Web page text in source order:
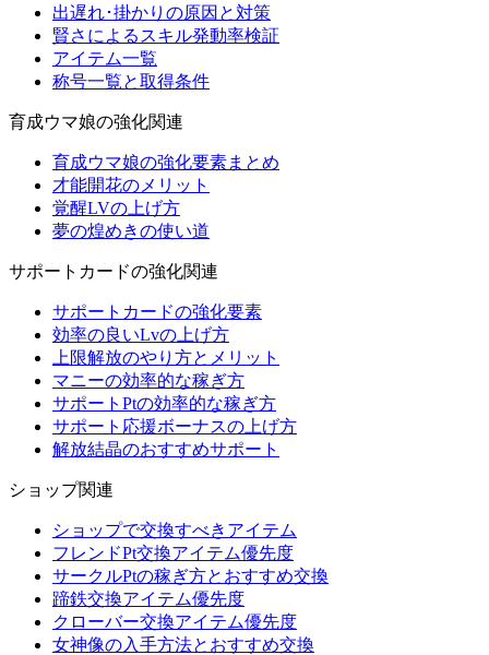
出遅れ･掛かりの原因と対策
賢さによるスキル発動率検証
アイテム一覧
称号一覧と取得条件
育成ウマ娘の強化関連
育成ウマ娘の強化要素まとめ
才能開花のメリット
覚醒LVの上げ方
夢の煌めきの使い道
サポートカードの強化関連
サポートカードの強化要素
効率の良いLvの上げ方
上限解放のやり方とメリット
マニーの効率的な稼ぎ方
サポートPtの効率的な稼ぎ方
サポート応援ボーナスの上げ方
解放結晶のおすすめサポート
ショップ関連
ショップで交換すべきアイテム
フレンドPt交換アイテム優先度
サークルPtの稼ぎ方とおすすめ交換
蹄鉄交換アイテム優先度
クローバー交換アイテム優先度
女神像の入手方法とおすすめ交換